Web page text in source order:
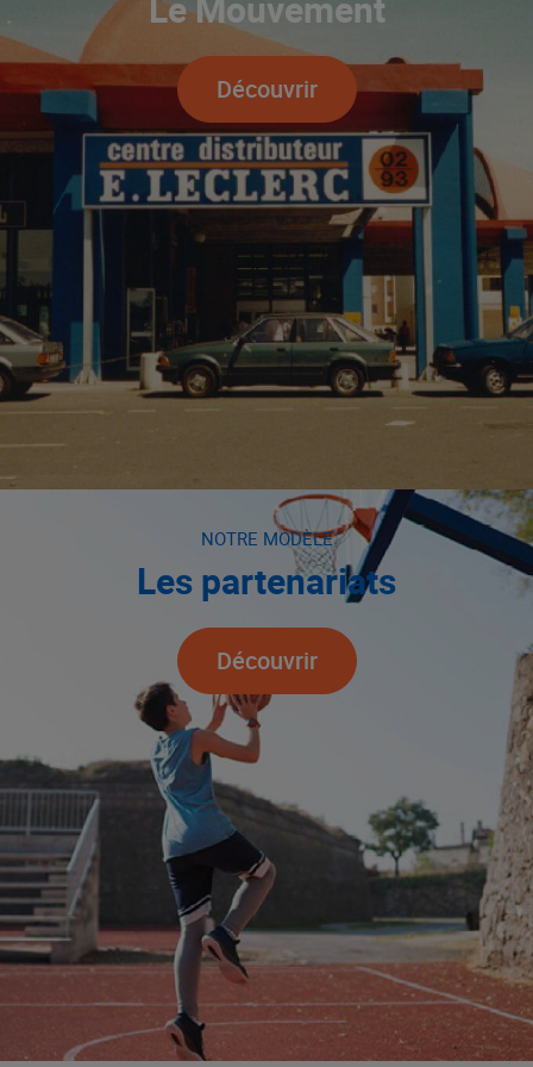
Découvrir
NOTRE MODÈLE
Les partenariats
Découvrir